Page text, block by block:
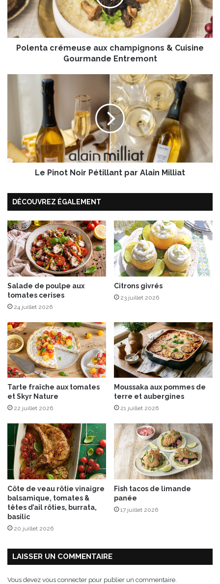
t
a
c
r
c
a
i
n
o
n
s
&
C
u
i
s
i
e
G
o
u
r
m
a
n
d
e
m
o
n
t
Polenta crémeuse aux champignons & Cuisine
Gourmande Entremont
t
o
P
i
l
l
a
n
t
p
a
r
l
a
i
n
M
i
l
i
Le Pinot Noir Pétillant par Alain Milliat
DÉCOUVREZ ÉGALEMENT
Salade de poulpe aux
tomates cerises
24 juillet 2026
Citrons givrés
23 juillet 2026
Tarte fraîche aux tomates
et Skyr Nature
22 juillet 2026
Moussaka aux pommes de
terre et aubergines
21 juillet 2026
Côte de veau rôtie vinaigre
balsamique, tomates &
têtes d’ail rôties, burrata,
basilic
20 juillet 2026
Fish tacos de limande
panée
17 juillet 2026
LAISSER UN COMMENTAIRE
Vous devez vous connecter pour publier un commentaire.